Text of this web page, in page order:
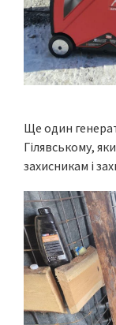
Ще один
Гілявському,
захисникам і